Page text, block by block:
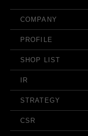
COMPANY
PROFILE
SHOP LIST
IR
STRATEGY
CSR